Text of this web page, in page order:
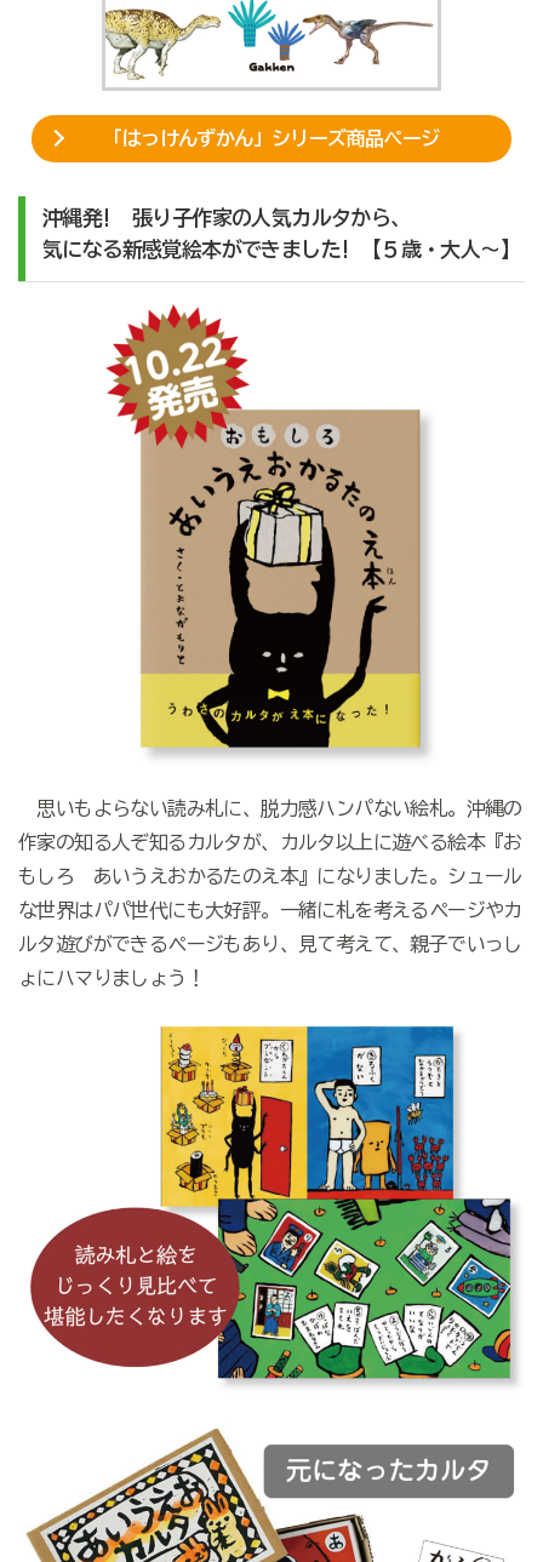
「はっけんずかん」シリーズ商品ページ
沖縄発! 張り子作家の人気カルタから、
気になる新感覚絵本ができました! 【５歳・大人〜】
思いもよらない読み札に、脱力感ハンパない絵札。沖縄の
作家の知る人ぞ知るカルタが、カルタ以上に遊べる絵本『お
もしろ あいうえおかるたのえ本』になりました。シュール
な世界はパパ世代にも大好評。一緒に札を考えるページやカ
ルタ遊びができるページもあり、見て考えて、親子でいっし
ょにハマりましょう！